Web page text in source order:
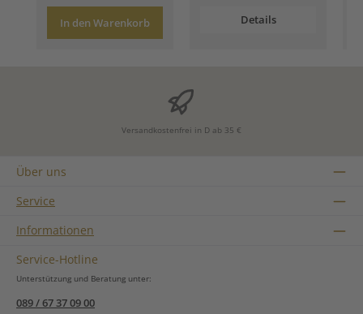
In den Warenkorb Details
Versandkostenfrei in D ab 35 €
Über uns
Service
Informationen
Service-Hotline
Unterstützung und Beratung unter:
089 / 67 37 09 00